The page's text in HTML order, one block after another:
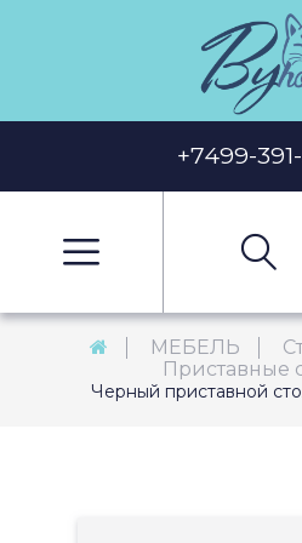
+7499-
МЕБЕЛЬ
Приставные
Черный приставной